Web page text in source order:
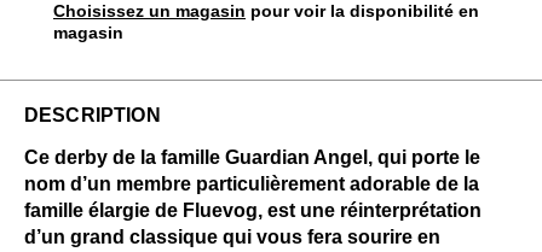
Choisissez un magasin pour voir la disponibilité en
magasin
DESCRIPTION
Ce derby de la famille Guardian Angel, qui porte le
nom d’un membre particulièrement adorable de la
famille élargie de Fluevog, est une réinterprétation
d’un grand classique qui vous fera sourire en